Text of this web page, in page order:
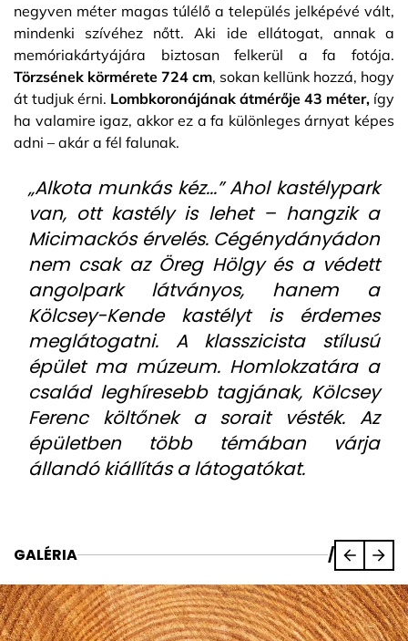
negyven méter magas túlélő a település jelképévé vált,
mindenki szívéhez nőtt. Aki ide ellátogat, annak a
memóriakártyájára biztosan felkerül a fa fotója.
Törzsének körmérete 724 cm, sokan kellünk hozzá, hogy
át tudjuk érni. Lombkoronájának átmérője 43 méter, így
ha valamire igaz, akkor ez a fa különleges árnyat képes
adni – akár a fél falunak.
„Alkota munkás kéz...” Ahol kastélypark
van, ott kastély is lehet – hangzik a
Micimackós érvelés. Cégénydányádon
nem csak az Öreg Hölgy és a védett
angolpark látványos, hanem a
Kölcsey-Kende kastélyt is érdemes
meglátogatni. A klasszicista stílusú
épület ma múzeum. Homlokzatára a
család leghíresebb tagjának, Kölcsey
Ferenc költőnek a sorait vésték. Az
épületben több témában várja
állandó kiállítás a látogatókat.
GALÉRIA /